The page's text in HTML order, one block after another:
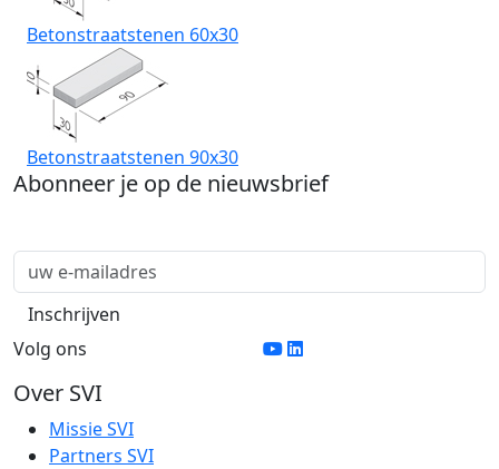
Betonstraatstenen 60x30
Betonstraatstenen 90x30
Abonneer je op de nieuwsbrief
Volg ons
Over SVI
Missie SVI
Partners SVI